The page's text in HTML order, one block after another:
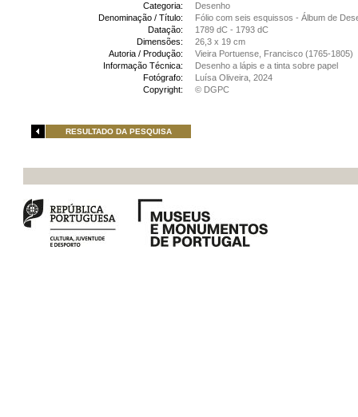
Categoria:
Desenho
Denominação / Título:
Fólio com seis esquissos - Álbum de
Datação:
1789 dC - 1793 dC
Dimensões:
26,3 x 19 cm
Autoria / Produção:
Vieira Portuense, Francisco (1765-1805)
Informação Técnica:
Desenho a lápis e a tinta sobre papel
Fotógrafo:
Luísa Oliveira, 2024
Copyright:
© DGPC
RESULTADO DA PESQUISA